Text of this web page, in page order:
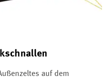
auf dem